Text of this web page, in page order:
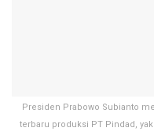
Presiden Prabowo Subianto
terbaru produksi PT Pindad,